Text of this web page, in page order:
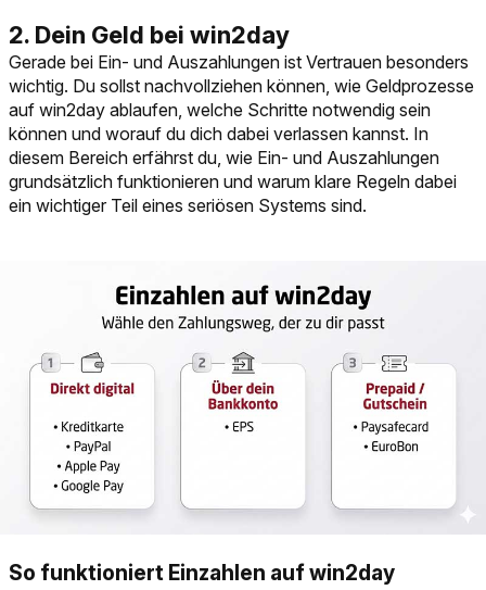
Gerade bei Ein- und Auszahlungen ist Vertrauen besonders
wichtig. Du sollst nachvollziehen können, wie Geldprozesse
auf win2day ablaufen, welche Schritte notwendig sein
können und worauf du dich dabei verlassen kannst. In
diesem Bereich erfährst du, wie Ein- und Auszahlungen
grundsätzlich funktionieren und warum klare Regeln dabei
ein wichtiger Teil eines seriösen Systems sind.
So funktioniert Einzahlen auf win2day